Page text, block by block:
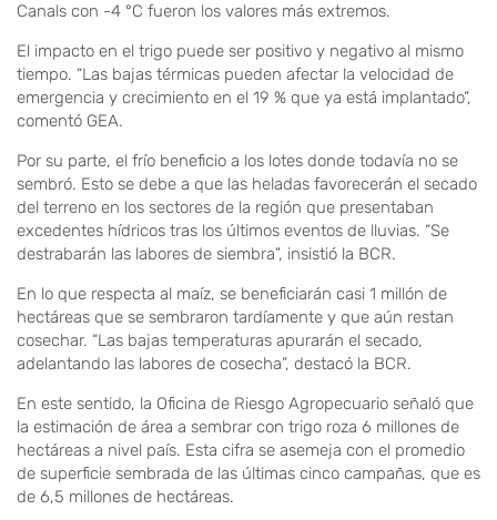
Canals con -4 °C fueron los valores más extremos.
El impacto en el trigo puede ser positivo y negativo al mismo
tiempo. “Las bajas térmicas pueden afectar la velocidad de
emergencia y crecimiento en el 19 % que ya está implantado”,
comentó GEA.
Por su parte, el frío beneficio a los lotes donde todavía no se
sembró. Esto se debe a que las heladas favorecerán el secado
del terreno en los sectores de la región que presentaban
excedentes hídricos tras los últimos eventos de lluvias. “Se
destrabarán las labores de siembra”, insistió la BCR.
En lo que respecta al maíz, se beneficiarán casi 1 millón de
hectáreas que se sembraron tardíamente y que aún restan
cosechar. “Las bajas temperaturas apurarán el secado,
adelantando las labores de cosecha”, destacó la BCR.
En este sentido, la Oficina de Riesgo Agropecuario señaló que
la estimación de área a sembrar con trigo roza 6 millones de
hectáreas a nivel país. Esta cifra se asemeja con el promedio
de superficie sembrada de las últimas cinco campañas, que es
de 6,5 millones de hectáreas.